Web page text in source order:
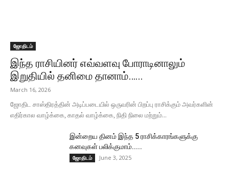
ஜோதிடம்
இந்த ராசியினர் எவ்வளவு போராடினாலும்
இறுதியில் தனிமை தானாம்…...
March 16, 2026
ஜோதிட சாஸ்திரத்தின் அடிப்படையில் ஒருவரின் பிறப்பு ராசிக்கும் அவர்களின்
எதிர்கால வாழ்க்கை, காதல் வாழ்க்கை, நிதி நிலை மற்றும்...
இன்றைய தினம் இந்த 5 ராசிக்காரங்களுக்கு
கனவுகள் பலிக்குமாம்.....
ஜோதிடம் June 3, 2025